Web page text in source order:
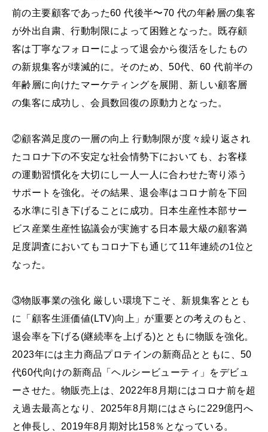
前の主要顧客であった60 代後半〜70 代の年齢層の集客
が外出自粛、行動制限によって困難となった。既存顧
客は丁寧なフォローによって退会から復活をしたもの
の新規集客が壊滅的に。そのため、50代、60 代前半の
年齢層に向けたマーケティングを展開、新しい顧客層
の集客に成功し、会員数回復の原動力となった。
②顧客満足度の一層の向上 行動制限が度々繰り返され
たコロナ下の不安定な社会情勢下においても、お客様
の運動習慣化を大切にし一人一人に合わせた寄り添う
サポートを強化。その結果、退会率はコロナ前を下回
る水準に引き下げることに成功。日本生産性本部サー
ビス産業生産性協議会が実施する日本最大級の顧客満
足度調査においてもコロナ下も通じて11年連続の1位と
なった。
③物販事業の強化 厳しい環境下こそ、新規集客ととも
に「顧客生涯価値(LTV)向上」が重要との考えのもと、
退会率を下げる(継続率を上げる)とともに物販を強化。
2023年には主力商品プロテインの新商品とともに、50
代60代向けの新商品「ヘルシービューティ」をデビュ
ーさせた。物販売上は、2022年8月期にはコロナ前を超
え過去最高となり、2025年8月期にはさらに229億円へ
と伸⻑し、2019年8月期対比158％となっている。